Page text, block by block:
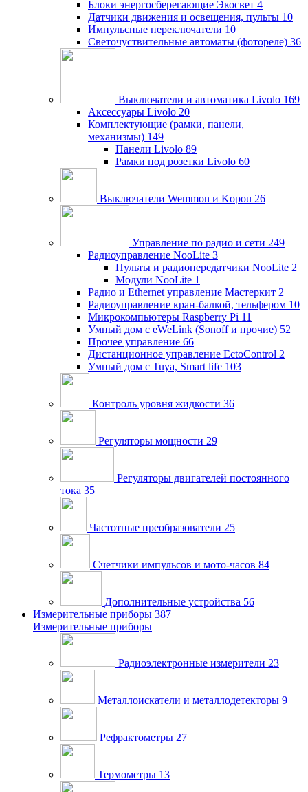
Блоки энергосберегающие Экосвет 4
Датчики движения и освещения, пульты 10
Импульсные переключатели 10
Светочуствительные автоматы (фотореле) 36
Выключатели и автоматика Livolo 169
Аксессуары Livolo 20
Комплектующие (рамки, панели,
механизмы) 149
Панели Livolo 89
Рамки под розетки Livolo 60
Выключатели Wemmon и Kopou 26
Управление по радио и сети 249
Радиоуправление NooLite 3
Пульты и радиопередатчики NooLite 2
Модули NooLite 1
Радио и Ethernet управление Мастеркит 2
Радиоуправление кран-балкой, тельфером 10
Микрокомпьютеры Raspberry Pi 11
Умный дом c eWeLink (Sonoff и прочие) 52
Прочее управление 66
Дистанционное управление EctoControl 2
Умный дом с Tuya, Smart life 103
Контроль уровня жидкости 36
Регуляторы мощности 29
Регуляторы двигателей постоянного
тока 35
Частотные преобразователи 25
Счетчики импульсов и мото-часов 84
Дополнительные устройства 56
Измерительные приборы 387
Измерительные приборы
Радиоэлектронные измерители 23
Металлоискатели и металлодетекторы 9
Рефрактометры 27
Термометры 13